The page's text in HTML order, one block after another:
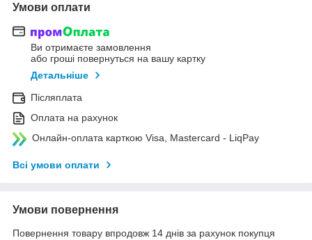
Умови оплати
Ви отримаєте замовлення
або гроші повернуться на вашу картку
Детальніше
Післяплата
Оплата на рахунок
Онлайн-оплата карткою Visa, Mastercard - LiqPay
Всі умови оплати
Умови повернення
Повернення товару впродовж 14 днів за рахунок покупця